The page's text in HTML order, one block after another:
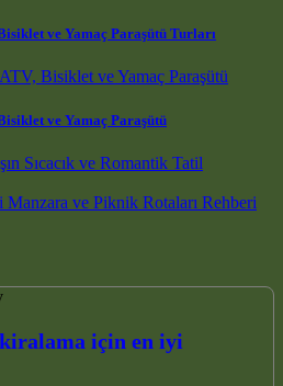
ve Yamaç Paraşütü Turları
ve Yamaç Paraşütü
Sıcacık ve Romantik Tatil
ve Piknik Rotaları Rehberi
için en iyi